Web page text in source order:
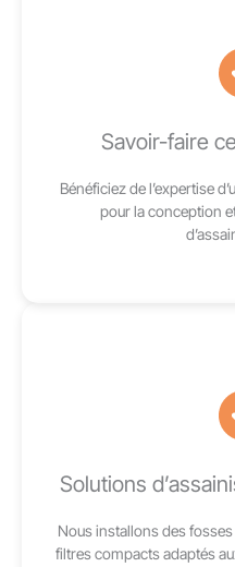
Savoir-faire
Bénéficiez de l’expertise
pour la conception
Solutions
Nous installons des
filtres compacts adaptés